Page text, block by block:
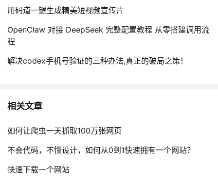
用码道一键生成精美短视频宣传片
OpenClaw 对接 DeepSeek 完整配置教程 从零搭建调用流
程
解决codex手机号验证的三种办法,真正的破局之策！
相关文章
如何让爬虫一天抓取100万张网页
不会代码，不懂设计，如何从0到1快速拥有一个网站？
快速下载一个网站